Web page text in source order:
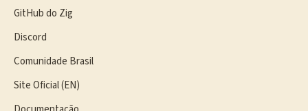
GitHub do Zig
Discord
Comunidade Brasil
Site Oficial (EN)